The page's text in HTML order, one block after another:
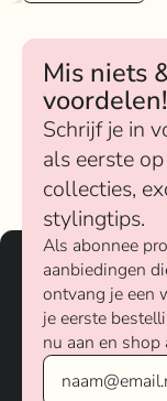
Mis niets
voordelen!
Schrijf je in
als eerste
collecties,
stylingtips.
Als abonnee
aanbiedingen
ontvang je een
je eerste
nu aan en shop